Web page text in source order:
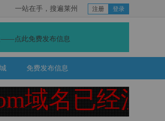
一站在手，搜遍莱州 注册 登录
——点此免费发布信息
免费发布信息
名已经注销！